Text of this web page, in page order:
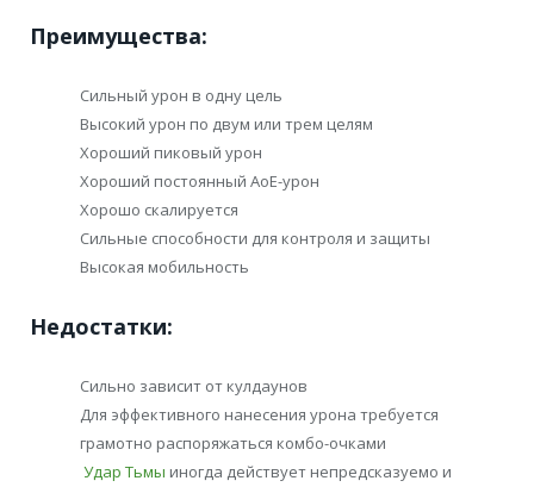
Преимущества:
Сильный урон в одну цель
Высокий урон по двум или трем целям
Хороший пиковый урон
Хороший постоянный АоЕ-урон
Хорошо скалируется
Сильные способности для контроля и защиты
Высокая мобильность
Недостатки:
Сильно зависит от кулдаунов
Для эффективного нанесения урона требуется
грамотно распоряжаться комбо-очками
Удар Тьмы иногда действует непредсказуемо и